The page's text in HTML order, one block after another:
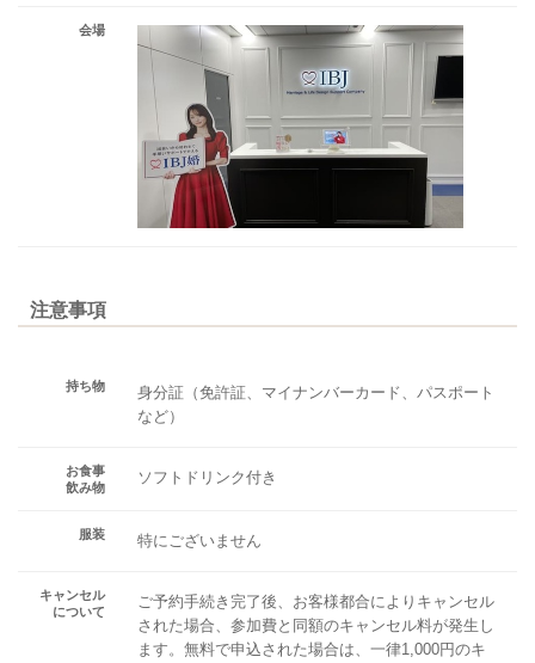
会場
注意事項
持ち物
身分証（免許証、マイナンバーカード、パスポート
など）
お食事
飲み物
ソフトドリンク付き
服装 特にございません
キャンセル
について
ご予約手続き完了後、お客様都合によりキャンセル
された場合、参加費と同額のキャンセル料が発生し
ます。無料で申込された場合は、一律1,000円のキ